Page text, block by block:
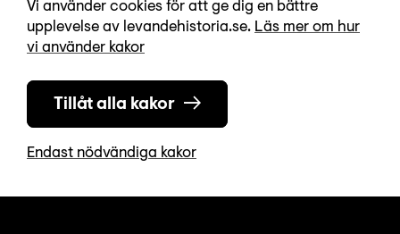
Vi använder cookies för att ge dig en bättre
upplevelse av levandehistoria.se. Läs mer om hur
vi använder kakor
Tillåt alla kakor
Endast nödvändiga kakor